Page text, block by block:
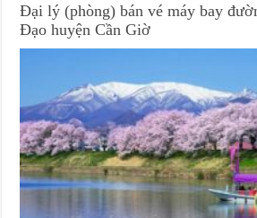
Đại lý (phòng) bán vé máy bay
Đạo huyện Cần Giờ